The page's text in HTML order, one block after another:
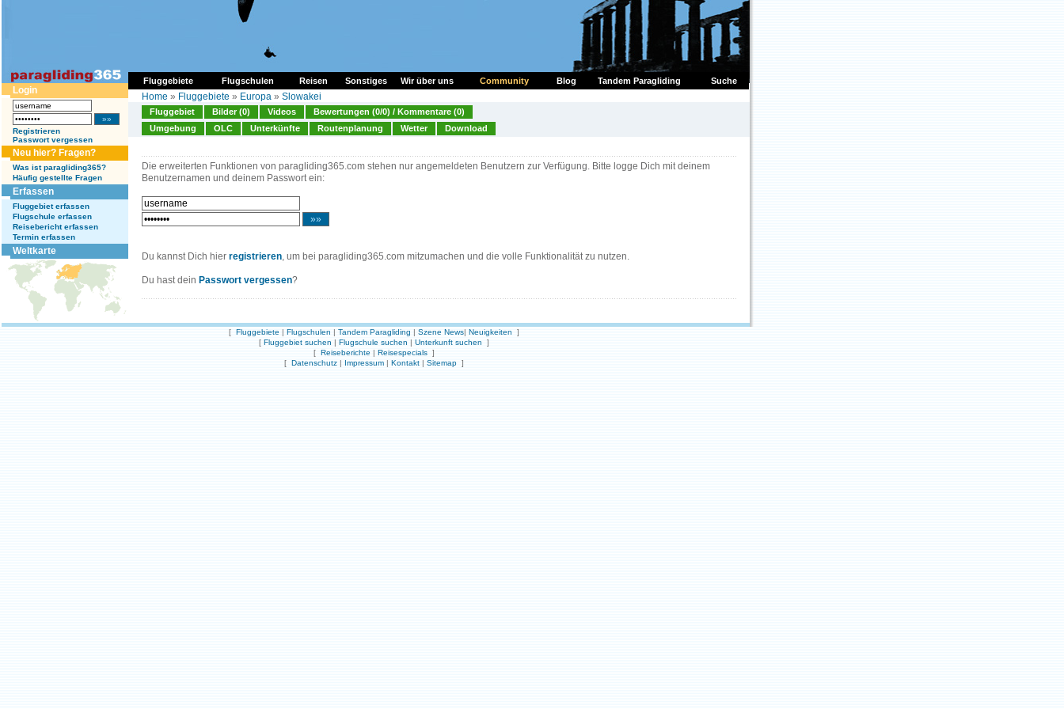
Fluggebiete Flugschulen Reisen Sonstiges Wir über uns Suche
Community Blog Tandem Paragliding
Login
Registrieren
Passwort vergessen
Neu hier? Fragen?
Was ist paragliding365?
Häufig gestellte Fragen
Erfassen
Fluggebiet erfassen
Flugschule erfassen
Reisebericht erfassen
Termin erfassen
Weltkarte
Home » Fluggebiete » Europa » Slowakei
Fluggebiet Bilder (0) Videos
Bewertungen (0/0) / Kommentare (0)
Umgebung
OLC Unterkünfte Routenplanung Wetter Download
Die erweiterten Funktionen von paragliding365.com stehen nur angemeldeten Benutzern zur Verfügung. Bitte logge Dich mit deinem
Benutzernamen und deinem Passwort ein:
Du kannst Dich hier registrieren, um bei paragliding365.com mitzumachen und die volle Funktionalität zu nutzen.
Du hast dein Passwort vergessen?
[ Fluggebiete | Flugschulen | Tandem Paragliding | Szene News| Neuigkeiten ]
[ Fluggebiet suchen | Flugschule suchen | Unterkunft suchen ]
[ Reiseberichte | Reisespecials ]
[ Datenschutz | Impressum | Kontakt | Sitemap ]